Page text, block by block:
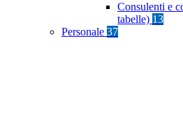
Consulenti e
tabelle) 13
Personale 37